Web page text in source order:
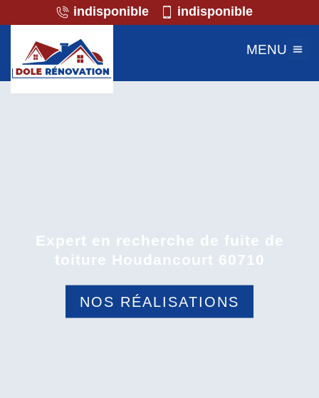
indisponible indisponible
MENU
Expert en recherche de fuite de
toiture Houdancourt 60710
NOS RÉALISATIONS